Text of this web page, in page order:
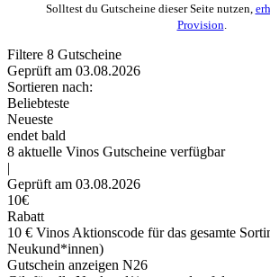
Solltest du Gutscheine dieser Seite nutzen,
Provision
Filtere 8 Gutscheine
Geprüft am 03.08.2026
Sortieren nach:
Beliebteste
Neueste
endet bald
8 aktuelle Vinos Gutscheine verfügbar
|
Geprüft am 03.08.2026
10€
Rabatt
10 € Vinos Aktionscode für das gesamte
Neukund*innen)
Gutschein anzeigen N26